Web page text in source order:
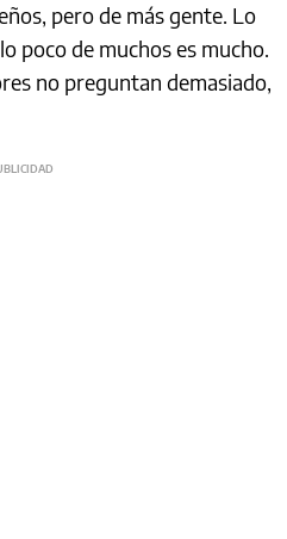
pero de más gente. Lo
poco de muchos es mucho.
no preguntan demasiado,